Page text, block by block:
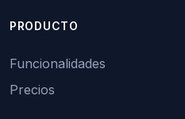
PRODUCTO
Funcionalidades
Precios